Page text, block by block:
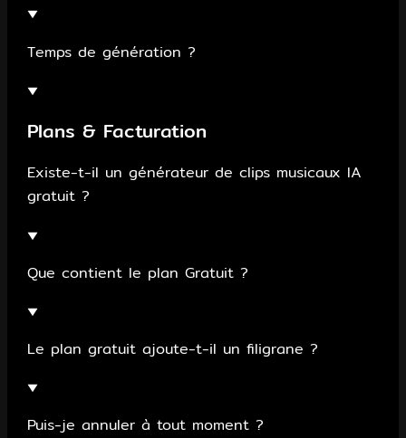
▼
Temps de génération ?
▼
Plans & Facturation
Existe-t-il un générateur de clips musicaux IA
gratuit ?
▼
Que contient le plan Gratuit ?
▼
Le plan gratuit ajoute-t-il un filigrane ?
▼
Puis-je annuler à tout moment ?